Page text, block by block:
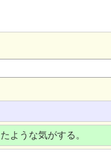
ような気がする。